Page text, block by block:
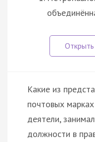
Какие из
почтовых
деятели,
должности в